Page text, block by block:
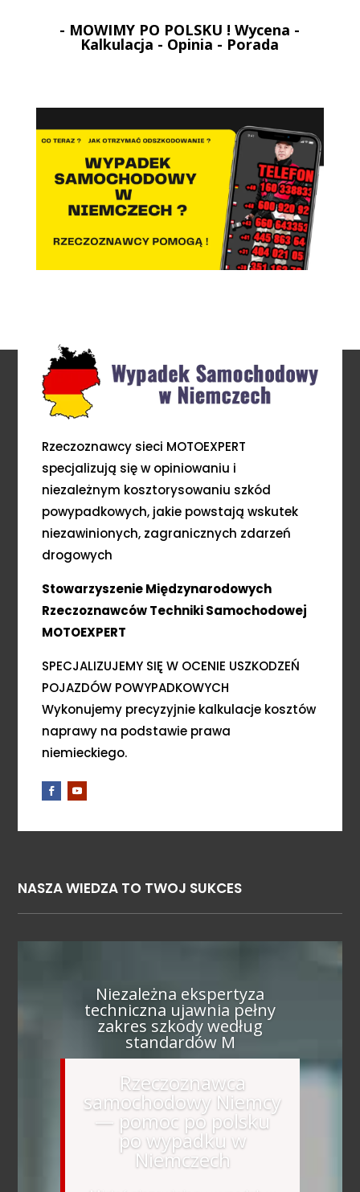
- MOWIMY PO POLSKU ! Wycena -
Kalkulacja - Opinia - Porada
Rzeczoznawcy sieci MOTOEXPERT
specjalizują się w opiniowaniu i
niezależnym kosztorysowaniu szkód
powypadkowych, jakie powstają wskutek
niezawinionych, zagranicznych zdarzeń
drogowych
Stowarzyszenie Międzynarodowych
Rzeczoznawców Techniki Samochodowej
MOTOEXPERT
SPECJALIZUJEMY SIĘ W OCENIE USZKODZEŃ
POJAZDÓW POWYPADKOWYCH
Wykonujemy precyzyjnie kalkulacje kosztów
naprawy na podstawie prawa
niemieckiego.
NASZA WIEDZA TO TWOJ SUKCES
Niezależna ekspertyza
techniczna ujawnia pełny
zakres szkody według
standardów M
Rzeczoznawca
samochodowy Niemcy
— pomoc po polsku
po wypadku w
Niemczech